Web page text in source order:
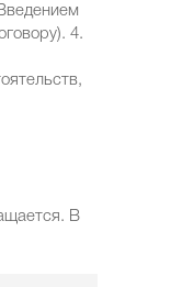
4.
В